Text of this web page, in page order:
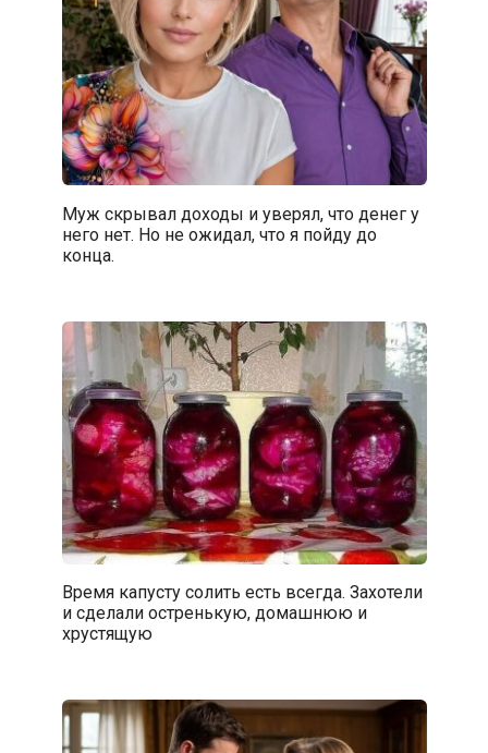
Муж скрывал доходы и уверял, что денег у
него нет. Но не ожидал, что я пойду до
конца.
Время капусту солить есть всегда. Захотели
и сделали остренькую, домашнюю и
хрустящую